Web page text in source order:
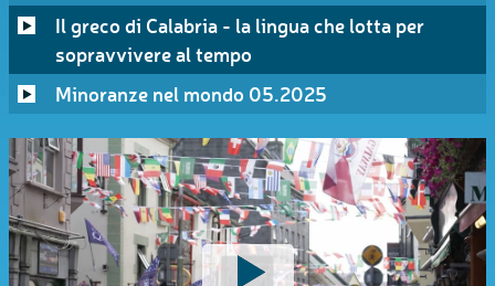
Il greco di Calabria - la lingua che lotta per
sopravvivere al tempo
Minoranze nel mondo 05.2025